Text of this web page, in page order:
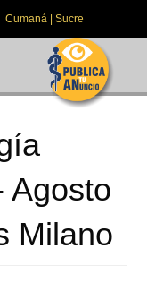
Cumaná | Sucre
Agosto
Milano